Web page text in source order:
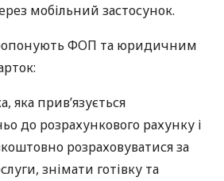
мобільний застосунок.
ФОП та юридичним
яка прив’язується
до розрахункового рахунку і
розраховуватися за
знімати готівку та